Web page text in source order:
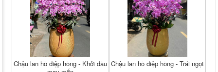
Chậu lan hồ điệp hồng - Khởi đầu Chậu lan hồ điệp hồng - Trái ngọt